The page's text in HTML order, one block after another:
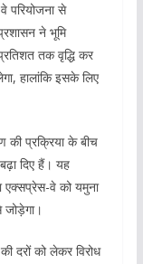
परियोजना से
ने भूमि
तक वृद्धि कर
हालांकि इसके लिए
की प्रक्रिया के बीच
दिए हैं। यह
एक्सप्रेस-वे को यमुना
जोड़ेगा।
दरों को लेकर विरोध